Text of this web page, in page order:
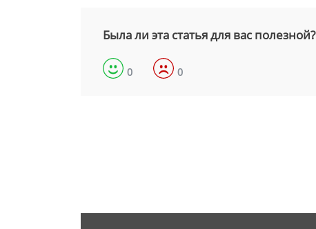
Была ли эта статья для вас полезной?
0 0